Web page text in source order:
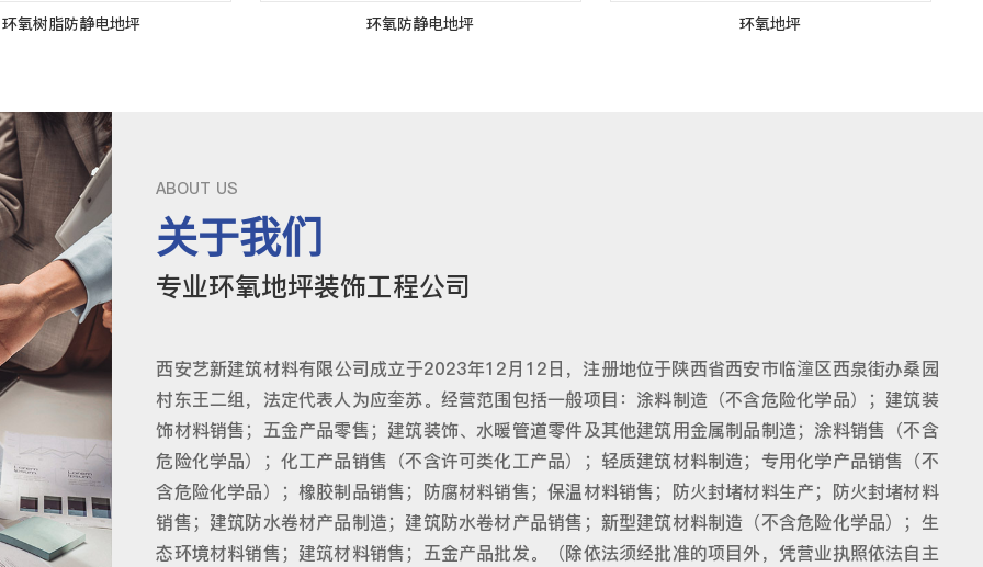
环氧树脂防静电地坪 环氧防静电地坪 环氧地坪
ABOUT US
关于我们
专业环氧地坪装饰工程公司
西安艺新建筑材料有限公司成立于2023年12月12日，注册地位于陕西省西安市临潼区西泉街办桑园
村东王二组，法定代表人为应奎苏。经营范围包括一般项目：涂料制造（不含危险化学品）；建筑装
饰材料销售；五金产品零售；建筑装饰、水暖管道零件及其他建筑用金属制品制造；涂料销售（不含
危险化学品）；化工产品销售（不含许可类化工产品）；轻质建筑材料制造；专用化学产品销售（不
含危险化学品）；橡胶制品销售；防腐材料销售；保温材料销售；防火封堵材料生产；防火封堵材料
销售；建筑防水卷材产品制造；建筑防水卷材产品销售；新型建筑材料制造（不含危险化学品）；生
态环境材料销售；建筑材料销售；五金产品批发。（除依法须经批准的项目外，凭营业执照依法自主